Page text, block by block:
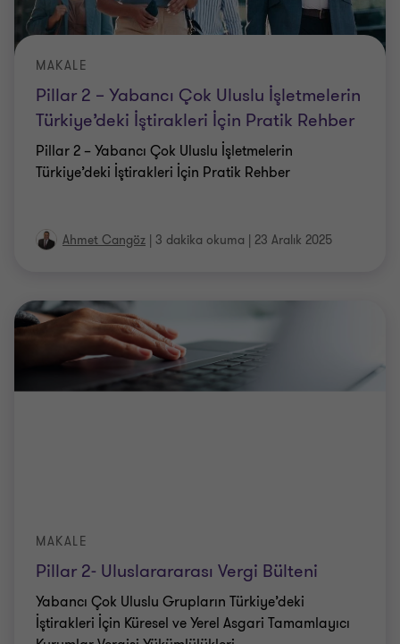
Pillar 2 – Yabancı Çok Uluslu İşletmelerin
Türkiye’deki İştirakleri İçin Pratik Rehber
MAKALE
Pillar 2 – Yabancı Çok Uluslu İşletmelerin
Türkiye’deki İştirakleri İçin Pratik Rehber
Ahmet Cangöz | 3 dakika okuma | 23 Aralık 2025
Pillar 2- Uluslarararası Vergi Bülteni
MAKALE
Yabancı Çok Uluslu Grupların Türkiye’deki
İştirakleri İçin Küresel ve Yerel Asgari Tamamlayıcı